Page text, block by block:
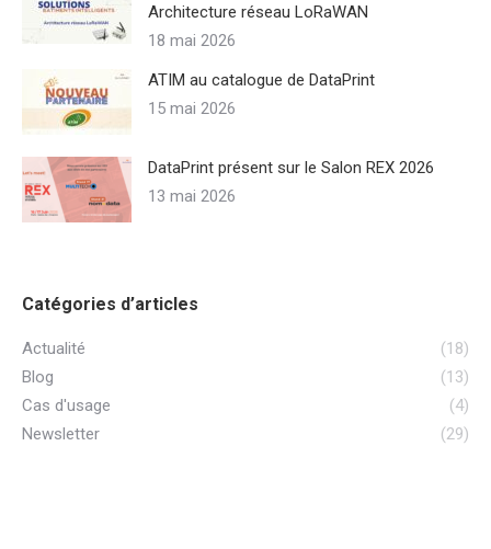
Architecture réseau LoRaWAN
18 mai 2026
ATIM au catalogue de DataPrint
15 mai 2026
DataPrint présent sur le Salon REX 2026
13 mai 2026
Catégories d’articles
Actualité
(18)
Blog
(13)
Cas d'usage
(4)
Newsletter
(29)